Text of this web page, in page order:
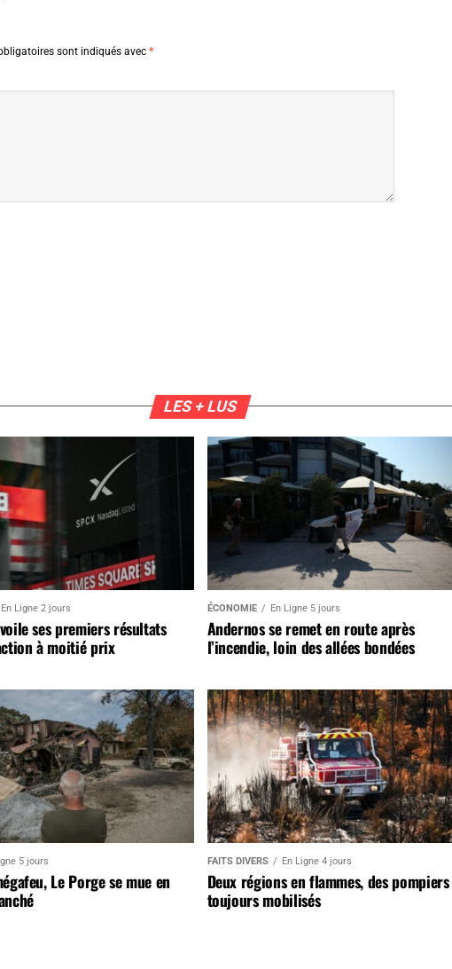
sont indiqués avec *
LES + LUS
En Ligne 2 jours
ses premiers résultats
à moitié prix
ÉCONOMIE En Ligne 5 jours
Andernos se remet en route après
l’incendie, loin des allées bondées
5 jours
Le Porge se mue en
FAITS DIVERS En Ligne 4 jours
Deux régions en flammes, des pompiers
toujours mobilisés